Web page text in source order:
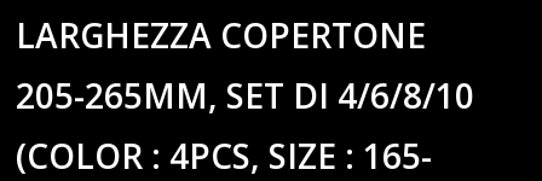
LARGHEZZA COPERTONE
205-265MM, SET DI 4/6/8/10
(COLOR : 4PCS, SIZE : 165-